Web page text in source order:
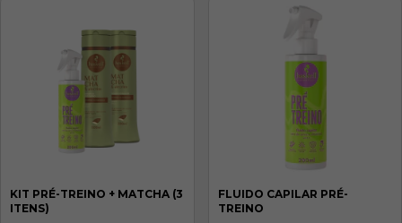
KIT PRÉ-TREINO + MATCHA (3
ITENS)
FLUIDO CAPILAR PRÉ-
TREINO